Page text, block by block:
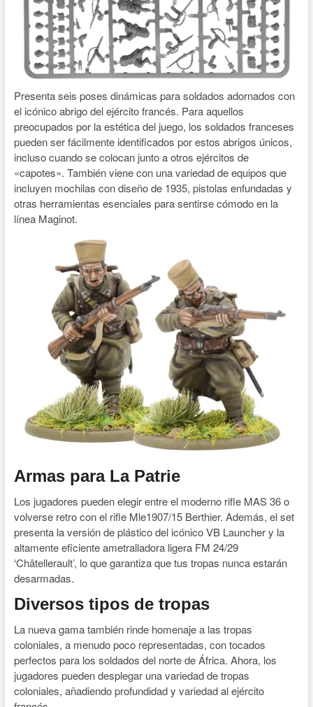
Presenta seis poses dinámicas para soldados adornados con
el icónico abrigo del ejército francés. Para aquellos
preocupados por la estética del juego, los soldados franceses
pueden ser fácilmente identificados por estos abrigos únicos,
incluso cuando se colocan junto a otros ejércitos de
«capotes». También viene con una variedad de equipos que
incluyen mochilas con diseño de 1935, pistolas enfundadas y
otras herramientas esenciales para sentirse cómodo en la
línea Maginot.
Armas para La Patrie
Los jugadores pueden elegir entre el moderno rifle MAS 36 o
volverse retro con el rifle Mle1907/15 Berthier. Además, el set
presenta la versión de plástico del icónico VB Launcher y la
altamente eficiente ametralladora ligera FM 24/29
‘Châtellerault’, lo que garantiza que tus tropas nunca estarán
desarmadas.
Diversos tipos de tropas
La nueva gama también rinde homenaje a las tropas
coloniales, a menudo poco representadas, con tocados
perfectos para los soldados del norte de África. Ahora, los
jugadores pueden desplegar una variedad de tropas
coloniales, añadiendo profundidad y variedad al ejército